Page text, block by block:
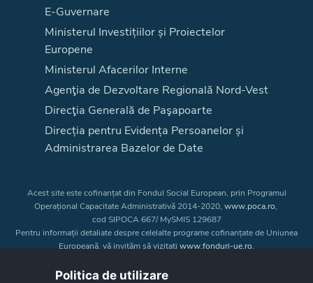
E-Guvernare
Ministerul Investițiilor și Proiectelor
Europene
Ministerul Afacerilor Interne
Agenţia de Dezvoltare Regională Nord-Vest
Direcţia Generală de Paşapoarte
Direcția pentru Evidența Persoanelor și
Administrarea Bazelor de Date
Acest site este cofinanțat din Fondul Social European, prin Programul
Operațional Capacitate Administrativă 2014-2020, www.poca.ro,
cod SIPOCA 667/ MySMIS 129687
Pentru informații detaliate despre celelalte programe cofinanțate de Uniunea
Europeană, vă invităm să vizitați www.fonduri-ue.ro.
a Uniunii Europene. Întreaga responsabilitate asupra
Politica de utilizare